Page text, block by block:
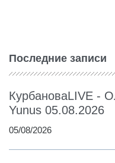
Последние записи
КурбановаLIVE -
Yunus 05.08.2026
05/08/2026